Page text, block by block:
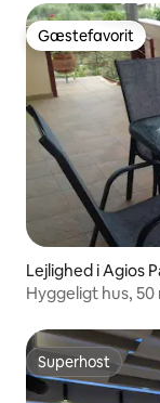
Gæstefavorit
Gæstefavorit
Lejlighed i Agios
Hyggeligt hus,
Superhost
Superhost